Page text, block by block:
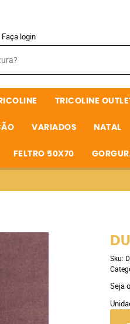
Faça login
TRICOLINE
VARIADOS NATAL
FELTRO 50X70
Sku:
Seja